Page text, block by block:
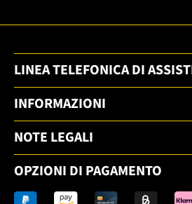
LINEA TELEFONICA DI
INFORMAZIONI
NOTE LEGALI
OPZIONI DI PAGAMENTO